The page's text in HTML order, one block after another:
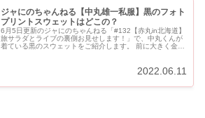
ジャにのちゃんねる【中丸雄一私服】黒のフォト
プリントスウェットはどこの？
6月5日更新のジャにのちゃんねる「#132【赤丸in北海道】
旅サラダとライブの裏側お見せします！」で、中丸くんが
着ている黒のスウェットをご紹介します。 前に大きく金髪
2022.06.11